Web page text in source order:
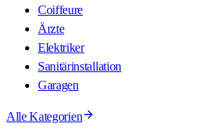
Coiffeure
Ärzte
Elektriker
Sanitärinstallation
Garagen
Alle Kategorien